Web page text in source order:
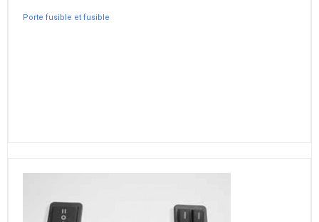
Porte fusible et fusible